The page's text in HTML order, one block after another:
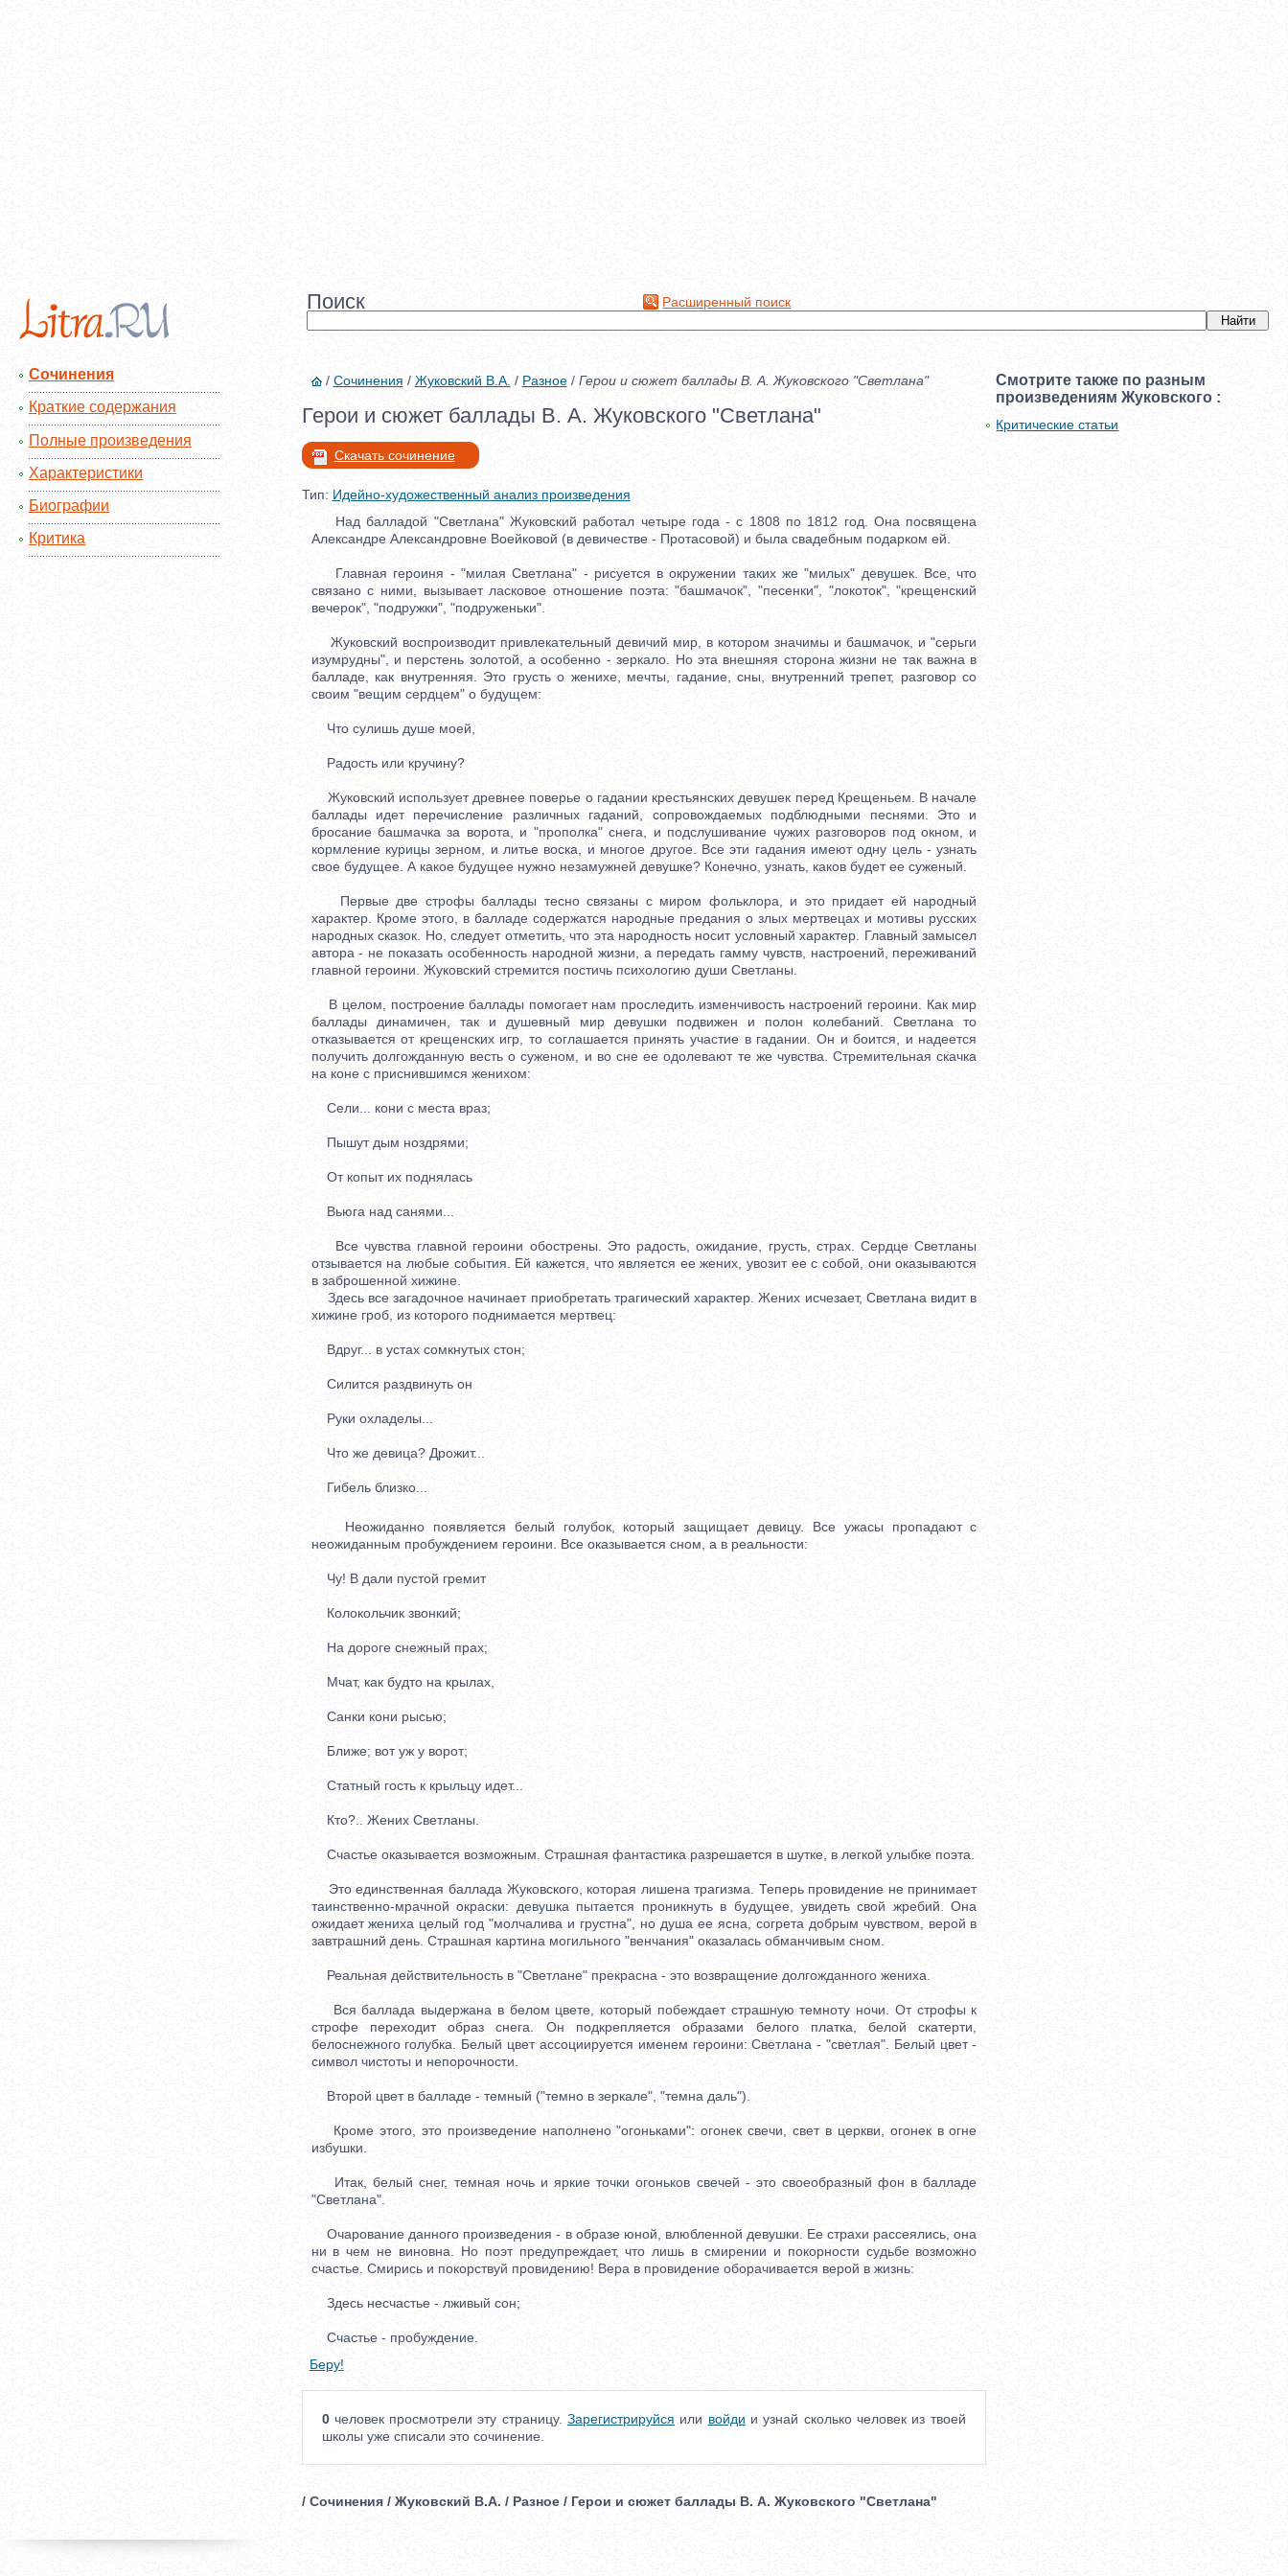
Поиск Расширенный поиск
Сочинения
Краткие содержания
Полные произведения
Характеристики
Биографии
Критика
/ Сочинения / Жуковский В.А. / Разное/ Герои и сюжет баллады В. А. Жуковского "Светлана"
Герои и сюжет баллады В. А. Жуковского "Светлана"
Скачать сочинение
Тип: Идейно-художественный анализ произведения
Над балладой "Светлана" Жуковский работал четыре года - с 1808 по 1812 год. Она посвящена
Александре Александровне Воейковой (в девичестве - Протасовой) и была свадебным подарком ей.
Главная героиня - "милая Светлана" - рисуется в окружении таких же "милых" девушек. Все, что
связано с ними, вызывает ласковое отношение поэта: "башмачок", "песенки", "локоток", "крещенский
вечерок", "подружки", "подруженьки".
Жуковский воспроизводит привлекательный девичий мир, в котором значимы и башмачок, и "серьги
изумрудны", и перстень золотой, а особенно - зеркало. Но эта внешняя сторона жизни не так важна в
балладе, как внутренняя. Это грусть о женихе, мечты, гадание, сны, внутренний трепет, разговор со
своим "вещим сердцем" о будущем:
Что сулишь душе моей,
Радость или кручину?
Жуковский использует древнее поверье о гадании крестьянских девушек перед Крещеньем. В начале
баллады идет перечисление различных гаданий, сопровождаемых подблюдными песнями. Это и
бросание башмачка за ворота, и "прополка" снега, и подслушивание чужих разговоров под окном, и
кормление курицы зерном, и литье воска, и многое другое. Все эти гадания имеют одну цель - узнать
свое будущее. А какое будущее нужно незамужней девушке? Конечно, узнать, каков будет ее суженый.
Первые две строфы баллады тесно связаны с миром фольклора, и это придает ей народный
характер. Кроме этого, в балладе содержатся народные предания о злых мертвецах и мотивы русских
народных сказок. Но, следует отметить, что эта народность носит условный характер. Главный замысел
автора - не показать особенность народной жизни, а передать гамму чувств, настроений, переживаний
главной героини. Жуковский стремится постичь психологию души Светланы.
В целом, построение баллады помогает нам проследить изменчивость настроений героини. Как мир
баллады динамичен, так и душевный мир девушки подвижен и полон колебаний. Светлана то
отказывается от крещенских игр, то соглашается принять участие в гадании. Он и боится, и надеется
получить долгожданную весть о суженом, и во сне ее одолевают те же чувства. Стремительная скачка
на коне с приснившимся женихом:
Сели... кони с места враз;
Пышут дым ноздрями;
От копыт их поднялась
Вьюга над санями...
Все чувства главной героини обострены. Это радость, ожидание, грусть, страх. Сердце Светланы
отзывается на любые события. Ей кажется, что является ее жених, увозит ее с собой, они оказываются
в заброшенной хижине.
Здесь все загадочное начинает приобретать трагический характер. Жених исчезает, Светлана видит в
хижине гроб, из которого поднимается мертвец:
Вдруг... в устах сомкнутых стон;
Силится раздвинуть он
Руки охладелы...
Что же девица? Дрожит...
Гибель близко...
Неожиданно появляется белый голубок, который защищает девицу. Все ужасы пропадают с
неожиданным пробуждением героини. Все оказывается сном, а в реальности:
Чу! В дали пустой гремит
Колокольчик звонкий;
На дороге снежный прах;
Мчат, как будто на крылах,
Санки кони рысью;
Ближе; вот уж у ворот;
Статный гость к крыльцу идет...
Кто?.. Жених Светланы.
Счастье оказывается возможным. Страшная фантастика разрешается в шутке, в легкой улыбке поэта.
Это единственная баллада Жуковского, которая лишена трагизма. Теперь провидение не принимает
таинственно-мрачной окраски: девушка пытается проникнуть в будущее, увидеть свой жребий. Она
ожидает жениха целый год "молчалива и грустна", но душа ее ясна, согрета добрым чувством, верой в
завтрашний день. Страшная картина могильного "венчания" оказалась обманчивым сном.
Реальная действительность в "Светлане" прекрасна - это возвращение долгожданного жениха.
Вся баллада выдержана в белом цвете, который побеждает страшную темноту ночи. От строфы к
строфе переходит образ снега. Он подкрепляется образами белого платка, белой скатерти,
белоснежного голубка. Белый цвет ассоциируется именем героини: Светлана - "светлая". Белый цвет -
символ чистоты и непорочности.
Второй цвет в балладе - темный ("темно в зеркале", "темна даль").
Кроме этого, это произведение наполнено "огоньками": огонек свечи, свет в церкви, огонек в огне
избушки.
Итак, белый снег, темная ночь и яркие точки огоньков свечей - это своеобразный фон в балладе
"Светлана".
Очарование данного произведения - в образе юной, влюбленной девушки. Ее страхи рассеялись, она
ни в чем не виновна. Но поэт предупреждает, что лишь в смирении и покорности судьбе возможно
счастье. Смирись и покорствуй провидению! Вера в провидение оборачивается верой в жизнь:
Здесь несчастье - лживый сон;
Счастье - пробуждение.
Беру!
0человек просмотрели эту страницу.Зарегистрируйся или войди и узнай сколько человек из твоей
школы уже списали это сочинение.
/ Сочинения / Жуковский В.А. / Разное / Герои и сюжет баллады В. А. Жуковского "Светлана"
Смотрите также по разным
произведениям Жуковского :
Критические статьи